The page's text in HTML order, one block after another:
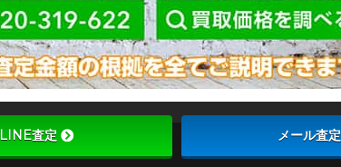
LINE査定 メール査定